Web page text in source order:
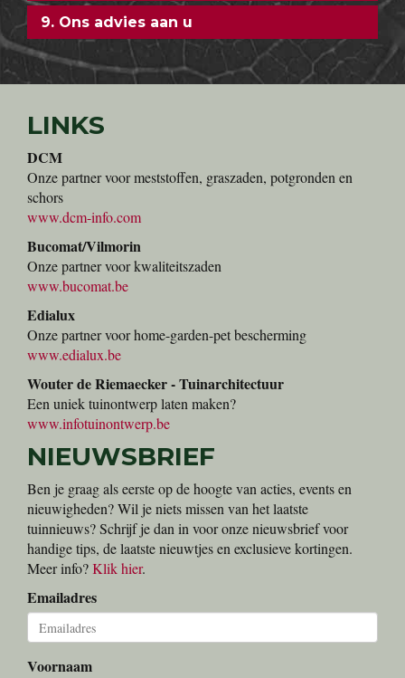
9. Ons advies aan u
LINKS
DCM
Onze partner voor meststoffen, graszaden, potgronden en
schors
www.dcm-info.com
Bucomat/Vilmorin
Onze partner voor kwaliteitszaden
www.bucomat.be
Edialux
Onze partner voor home-garden-pet bescherming
www.edialux.be
Wouter de Riemaecker - Tuinarchitectuur
Een uniek tuinontwerp laten maken?
www.infotuinontwerp.be
NIEUWSBRIEF
Ben je graag als eerste op de hoogte van acties, events en
nieuwigheden? Wil je niets missen van het laatste
tuinnieuws? Schrijf je dan in voor onze nieuwsbrief voor
handige tips, de laatste nieuwtjes en exclusieve kortingen.
Meer info?Klik hier.
Emailadres
Voornaam